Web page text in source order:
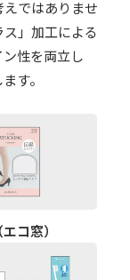
ではありませ
」加工による
性を両立し
す。
コ窓）